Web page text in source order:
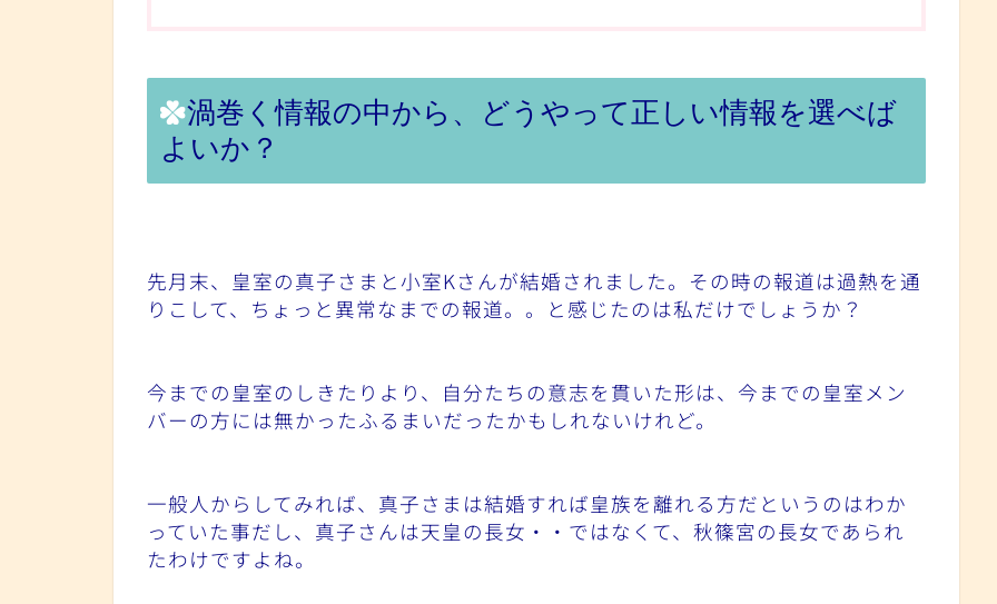
渦巻く情報の中から、どうやって正しい情報を選べば
よいか？
先月末、皇室の真子さまと小室Kさんが結婚されました。その時の報道は過熱を通
りこして、ちょっと異常なまでの報道。。と感じたのは私だけでしょうか？
今までの皇室のしきたりより、自分たちの意志を貫いた形は、今までの皇室メン
バーの方には無かったふるまいだったかもしれないけれど。
一般人からしてみれば、真子さまは結婚すれば皇族を離れる方だというのはわか
っていた事だし、真子さんは天皇の長女・・ではなくて、秋篠宮の長女であられ
たわけですよね。